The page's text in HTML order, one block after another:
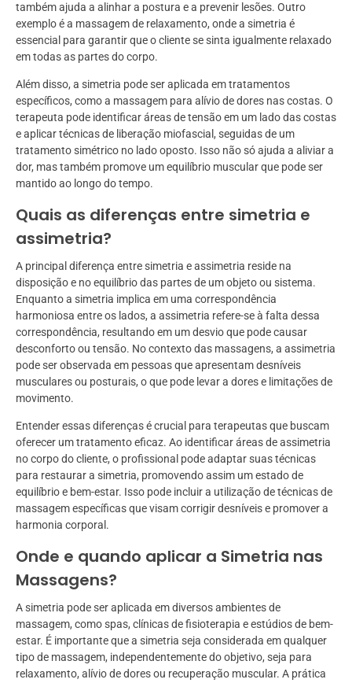
também ajuda a alinhar a postura e a prevenir lesões. Outro
exemplo é a massagem de relaxamento, onde a simetria é
essencial para garantir que o cliente se sinta igualmente relaxado
em todas as partes do corpo.
Além disso, a simetria pode ser aplicada em tratamentos
específicos, como a massagem para alívio de dores nas costas. O
terapeuta pode identificar áreas de tensão em um lado das costas
e aplicar técnicas de liberação miofascial, seguidas de um
tratamento simétrico no lado oposto. Isso não só ajuda a aliviar a
dor, mas também promove um equilíbrio muscular que pode ser
mantido ao longo do tempo.
Quais as diferenças entre simetria e
assimetria?
A principal diferença entre simetria e assimetria reside na
disposição e no equilíbrio das partes de um objeto ou sistema.
Enquanto a simetria implica em uma correspondência
harmoniosa entre os lados, a assimetria refere-se à falta dessa
correspondência, resultando em um desvio que pode causar
desconforto ou tensão. No contexto das massagens, a assimetria
pode ser observada em pessoas que apresentam desníveis
musculares ou posturais, o que pode levar a dores e limitações de
movimento.
Entender essas diferenças é crucial para terapeutas que buscam
oferecer um tratamento eficaz. Ao identificar áreas de assimetria
no corpo do cliente, o profissional pode adaptar suas técnicas
para restaurar a simetria, promovendo assim um estado de
equilíbrio e bem-estar. Isso pode incluir a utilização de técnicas de
massagem específicas que visam corrigir desníveis e promover a
harmonia corporal.
Onde e quando aplicar a Simetria nas
Massagens?
A simetria pode ser aplicada em diversos ambientes de
massagem, como spas, clínicas de fisioterapia e estúdios de bem-
estar. É importante que a simetria seja considerada em qualquer
tipo de massagem, independentemente do objetivo, seja para
relaxamento, alívio de dores ou recuperação muscular. A prática